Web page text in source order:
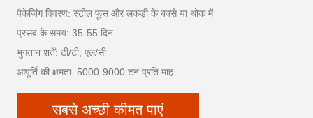
पैकेजिंग विवरण: स्टील फूस और लकड़ी के बक्से या थोक में
प्रसव के समय: 35-55 दिन
भुगतान शर्तें: टी/टी, एल/सी
आपूर्ति की क्षमता: 5000-9000 टन प्रति माह
सबसे अच्छी कीमत पाएं